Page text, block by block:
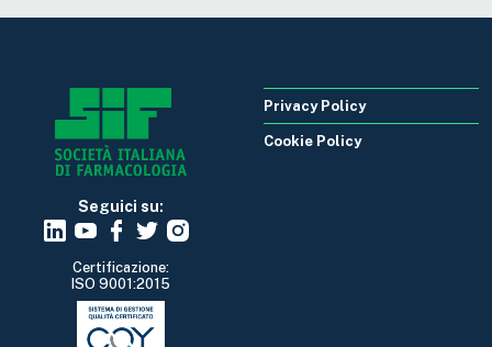
Seguici su:
Certificazione:
ISO 9001:2015
Privacy Policy
Cookie Policy